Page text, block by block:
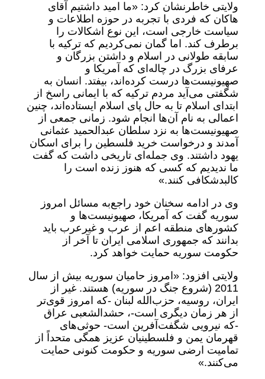
ولایتی خاطرنشان کرد: «ما امید داشتیم آقای
هاکان که فردی با تجربه در حوزه اطلاعات و
سیاست خارجی است، این نوع اشکالات را
برطرف کند. اما گمان نمی‌کردیم که ترکیه با
سابقه طولانی در اسلام و داشتن بزرگان و
عرفای بزرگ در چاله‌ای که آمریکا و
صهیونیست‌ها درست کرده‌اند، بیفتد. انسان به
شگفتی می‌آید مردم ترکیه که با ایمانی راسخ از
ابتدای اسلام تا به حال پای اسلام ایستاده‌اند، چنین
اعمالی به نام آن‌ها انجام شود. زمانی جمعی از
صهیونیست‌ها به نزد سلطان عبدالحمید عثمانی
آمدند و درخواست خرید فلسطین را برای اسکان
یهود داشتند. وی جمله‌ای تاریخی داشت که گفت
ما ندیدیم که کسی که هنوز زنده است را
کالبدشکافی کنند.»
وی در ادامه سخنان خود راجع‌به مسائل امروز
سوریه گفت که آمریکا، صهیونیست‌ها و
کشور‌های منطقه اعم از عرب و غیرعرب باید
بدانند که جمهوری اسلامی ایران تا آخر از
حکومت سوریه حمایت خواهد کرد.
ولایتی افزود: «امروز حامیان سوریه بیش از سال
2011 (شروع جنگ در سوریه) هستند. غیر از
ایران، روسیه، حزب‌الله لبنان -که امروز قوی‌تر
از هر زمان دیگری است-، حشدالشعبی عراق
-که نیرویی شگفت‌آفرین است- حوثی‌های
قهرمان یمن و فلسطینیان عزیز همگی متحداً از
تمامیت ارضی سوریه و حکومت کنونی حمایت
می‌کنند.»